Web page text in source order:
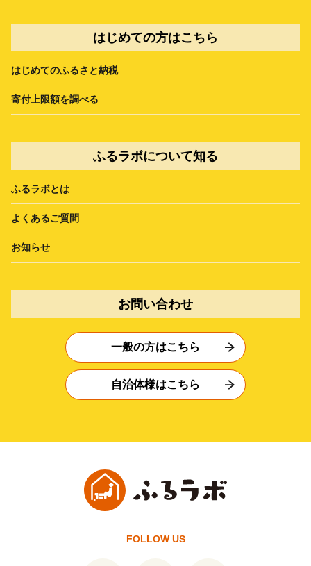
はじめての方はこちら
はじめてのふるさと納税
寄付上限額を調べる
ふるラボについて知る
ふるラボとは
よくあるご質問
お知らせ
お問い合わせ
一般の方はこちら
自治体様はこちら
FOLLOW US